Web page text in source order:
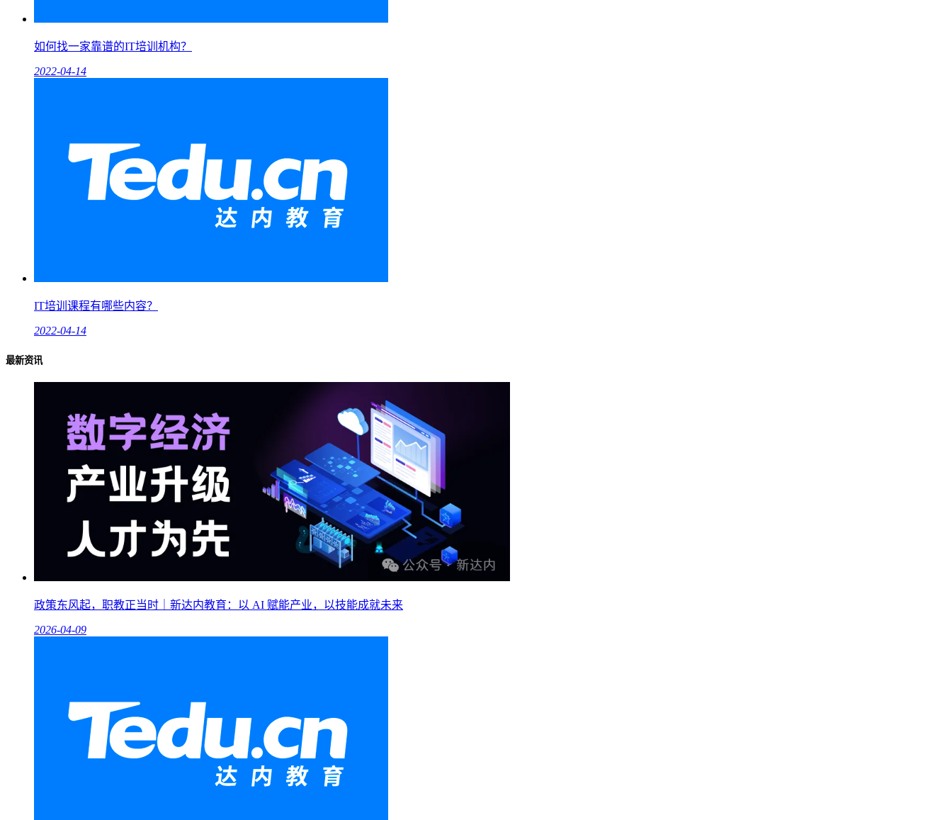
如何找一家靠谱的IT培训机构？
2022-04-14
IT培训课程有哪些内容？
2022-04-14
最新资讯
政策东风起，职教正当时｜新达内教育：以 AI 赋能产业，以技能成就未来
2026-04-09